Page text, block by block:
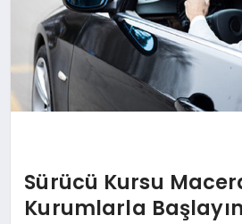
Sürücü Kursu
Kurumlarla Başlayın